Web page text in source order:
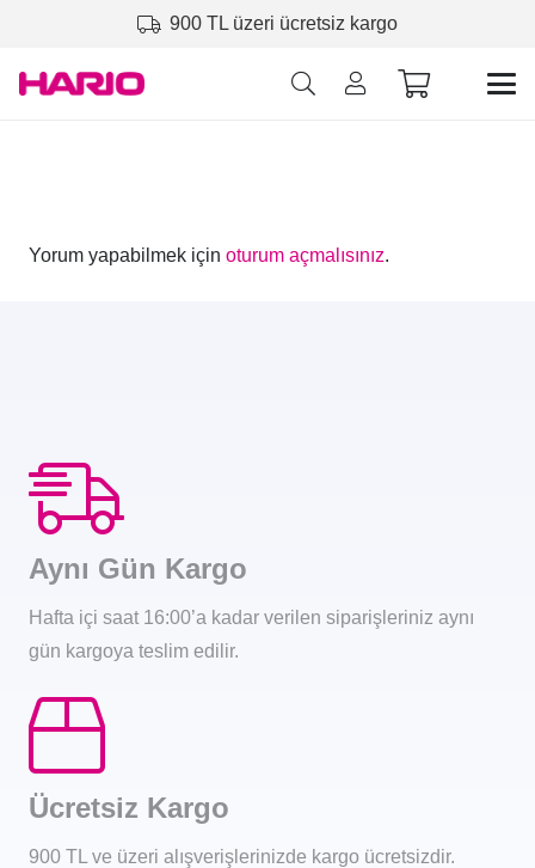
900 TL üzeri ücretsiz kargo
Yorum yapabilmek için oturum açmalısınız.
Aynı Gün Kargo
Hafta içi saat 16:00’a kadar verilen siparişleriniz aynı
gün kargoya teslim edilir.
Ücretsiz Kargo
900 TL ve üzeri alışverişlerinizde kargo ücretsizdir.